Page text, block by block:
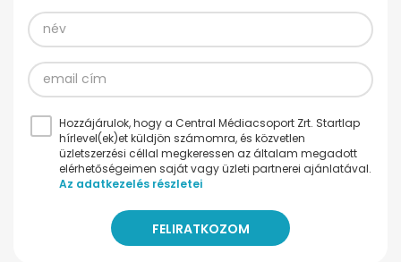
Hozzájárulok, hogy a Central Médiacsoport Zrt. Startlap
hírlevel(ek)et küldjön számomra, és közvetlen
üzletszerzési céllal megkeressen az általam megadott
elérhetőségeimen saját vagy üzleti partnerei ajánlatával.
Az adatkezelés részletei